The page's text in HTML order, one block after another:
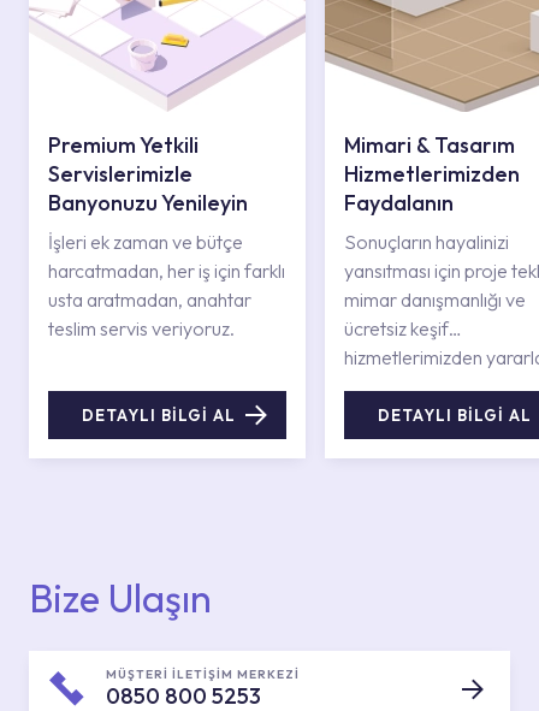
Premium Yetkili
Servislerimizle
Banyonuzu Yenileyin
İşleri ek zaman ve bütçe
harcatmadan, her iş için farklı
usta aratmadan, anahtar
teslim servis veriyoruz.
DETAYLI BİLGİ AL
Mimari & Tasarım
Hizmetlerimizden
Faydalanın
Sonuçların hayalinizi
yansıtması için proje
mimar danışmanlığı ve
ücretsiz keşif
hizmetlerimizden
DETAYLI BİLGİ AL
Bize Ulaşın
MÜŞTERİ İLETİŞİM MERKEZİ
0850 800 5253